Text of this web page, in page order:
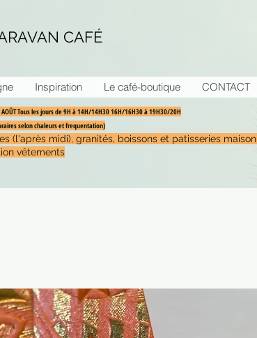
CAFÉ
Inspiration Le café-boutique CONTACT
AOÛT Tous les jours de 9H à 14H/14H30 16H/16H30 à 19H30/20H
selon chaleurs et frequentation)
(l'après midi), granités, boissons et patisseries
vêtements